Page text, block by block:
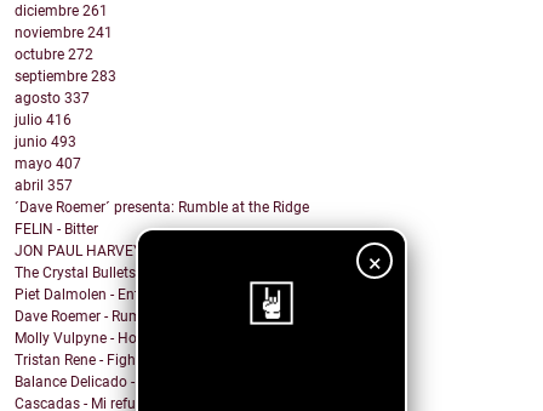
×
diciembre 261
noviembre 241
octubre 272
septiembre 283
agosto 337
julio 416
junio 493
mayo 407
abril 357
´Dave Roemer´ presenta: Rumble at the Ridge
FELIN - Bitter
JON PAUL HARVEY - Capsule
The Crystal Bullets - Race into hell
Piet Dalmolen - Entropy
Dave Roemer - Rumble at the Ridge
Molly Vulpyne - Hook
Tristan Rene - Fighting With Fists
Balance Delicado - Algo en ti
Cascadas - Mi refugio